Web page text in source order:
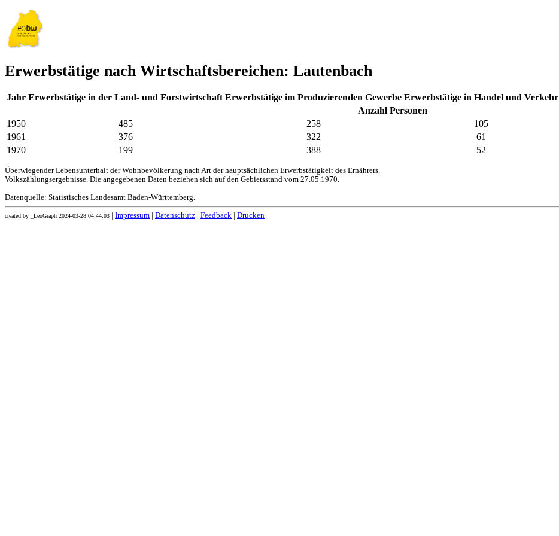
Erwerbstätige nach Wirtschaftsbereichen: Lautenbach
Jahr Erwerbstätige in der Land- und Forstwirtschaft Erwerbstätige im Produzierenden Gewerbe Erwerbstätige in Handel und Verkehr
Anzahl Personen
1950
485 258 105
1961
376 322 61
1970
199 388 52
Überwiegender Lebensunterhalt der Wohnbevölkerung nach Art der hauptsächlichen Erwerbstätigkeit des Ernährers.
Volkszählungsergebnisse. Die angegebenen Daten beziehen sich auf den Gebietsstand vom 27.05.1970.
Datenquelle: Statistisches Landesamt Baden-Württemberg.
created by _LeoGraph 2024-03-28 04:44:03 Impressum Datenschutz Feedback Drucken